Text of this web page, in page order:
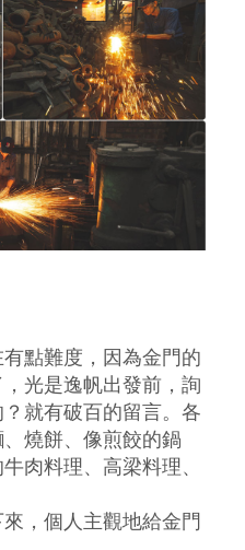
點難度，因為金門的
光是逸帆出發前，詢
就有破百的留言。各
燒餅、像煎餃的鍋
肉料理、高梁料理、
，個人主觀地給金門